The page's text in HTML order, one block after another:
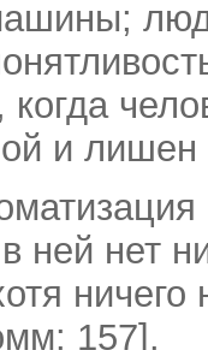
когда
и
ней нет
157].